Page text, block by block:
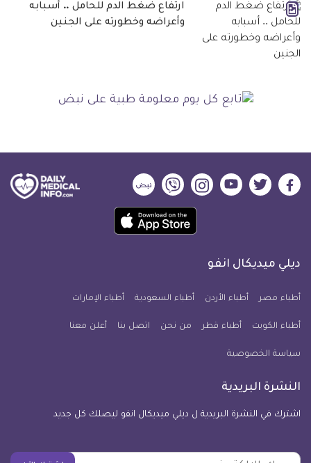
ارتفاع ضغط الدم للحامل .. أسبابه
وأعراضه وخطورته على الجنين
ديلي
فيسبوك
ديلي
تويتر
ديلي
ميديكال
يوتيوب
ديلي
ميديكال
انفو
ديلي
ميديكال
انفو
ديلي
ميديكال
انفو
حمل
تطبيق
معلومة
للآيفون
ديلي ميديكال انفو
أطباء مصر أطباء الأردن أطباء السعودية أطباء الإمارات
أطباء الكويت أطباء قطر من نحن اتصل بنا أعلن معنا
سياسة الخصوصية
النشرة البريدية
اشترك في النشرة البريدية ل ديلي ميديكال انفو ليصلك كل جديد
بريدك